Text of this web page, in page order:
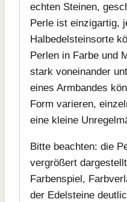
echten Steinen,
Perle ist einzigartig,
Halbedelsteinsorte
Perlen in Farbe und
stark voneinander
eines Armbandes
Form varieren,
eine kleine
Bitte beachten: die
vergrößert
Farbenspiel,
der Edelsteine